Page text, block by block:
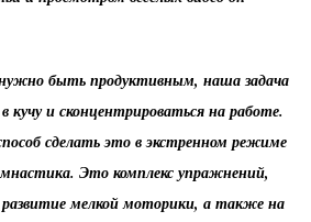
быть продуктивным, наша задача
кучу и сконцентрироваться на работе.
сделать это в экстренном режиме
Это комплекс упражнений,
мелкой моторики, а также на